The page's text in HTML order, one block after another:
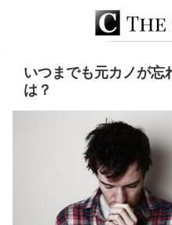
いつまでも元カノが忘
は？